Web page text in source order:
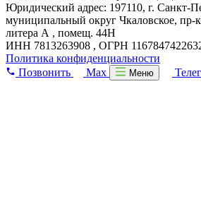
Юридический адрес: 197110, г. Санкт-
муниципальный округ Чкаловское, пр-
литера А , помещ. 44Н
ИНН 7813263908 , ОГРН
Политика конфиденциальности
Позвонить
Max Меню